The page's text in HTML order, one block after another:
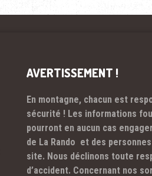
AVERTISSEMENT !
En montagne, chacun est
sécurité ! Les informations
pourront en aucun cas
de La Rando et des
site. Nous déclinons toute
d’accident. Concernant nos